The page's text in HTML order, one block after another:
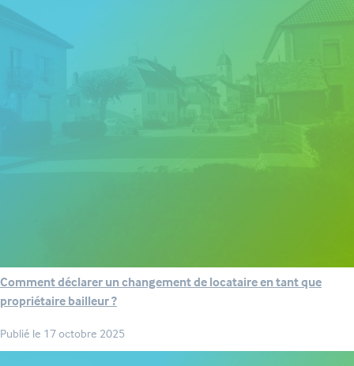
Comment déclarer un changement de locataire en tant que
propriétaire bailleur ?
Publié le 17 octobre 2025